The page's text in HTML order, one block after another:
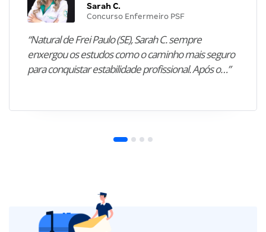
Sarah C.
Concurso Enfermeiro PSF
“Natural de Frei Paulo (SE), Sarah C. sempre
enxergou os estudos como o caminho mais seguro
para conquistar estabilidade profissional. Após o…”